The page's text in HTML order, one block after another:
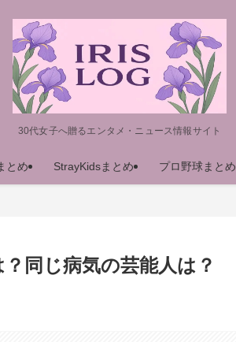
30代女子へ贈るエンタメ・ニュース情報サイト
とめ StrayKidsまとめ プロ野球まとめ
同じ病気の芸能人は？